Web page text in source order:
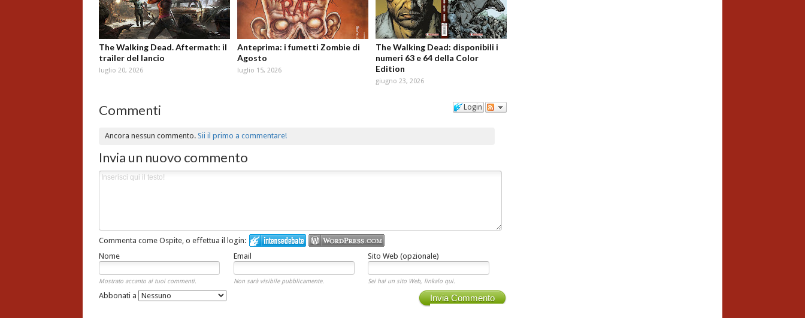
The Walking Dead. Aftermath: il
trailer del lancio
luglio 20, 2026
Anteprima: i fumetti Zombie di
Agosto
luglio 15, 2026
The Walking Dead: disponibili i
numeri 63 e 64 della Color
Edition
giugno 23, 2026
Login
Commenti
Ancora nessun commento.Sii il primo a commentare!
Invia un nuovo commento
Commenta come Ospite, o effettua il login:
Nome
Email Sito Web (opzionale)
Mostrato accanto ai tuoi commenti. Non sarà visibile pubblicamente. Sei hai un sito Web, linkalo qui.
Invia Commento
Abbonati a